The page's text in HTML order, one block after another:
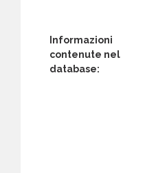
Informazioni
contenute nel
database: